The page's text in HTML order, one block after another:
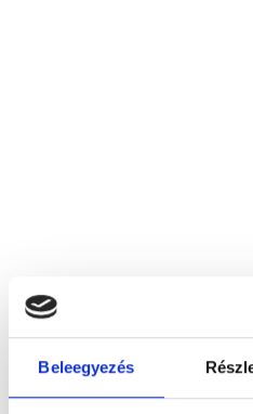
Beleegyezés
Dr. Abdul Gafor Faris
4100 Berettyóújfalu, Orbán